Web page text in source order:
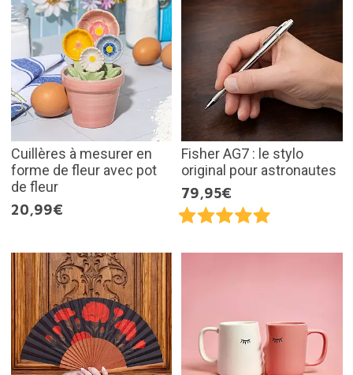
Cuillères à mesurer en
forme de fleur avec pot
de fleur
20,99€
Fisher AG7 : le stylo
original pour astronautes
79,95€